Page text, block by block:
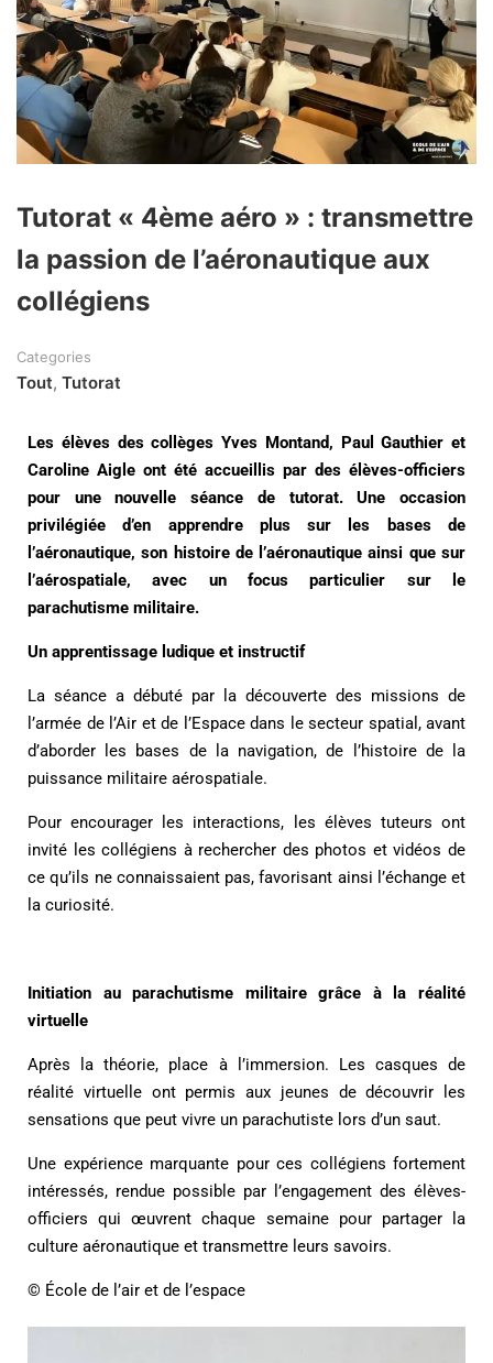
Tutorat « 4ème aéro » : transmettre
la passion de l’aéronautique aux
collégiens
Categories
Tout, Tutorat
Les élèves des collèges Yves Montand, Paul Gauthier et
Caroline Aigle ont été accueillis par des élèves-officiers
pour une nouvelle séance de tutorat. Une occasion
privilégiée d’en apprendre plus sur les bases de
l’aéronautique, son histoire de l’aéronautique ainsi que sur
l’aérospatiale, avec un focus particulier sur le
parachutisme militaire.
Un apprentissage ludique et instructif
La séance a débuté par la découverte des missions de
l’armée de l’Air et de l’Espace dans le secteur spatial, avant
d’aborder les bases de la navigation, de l’histoire de la
puissance militaire aérospatiale.
Pour encourager les interactions, les élèves tuteurs ont
invité les collégiens à rechercher des photos et vidéos de
ce qu’ils ne connaissaient pas, favorisant ainsi l’échange et
la curiosité.
Initiation au parachutisme militaire grâce à la réalité
virtuelle
Après la théorie, place à l’immersion. Les casques de
réalité virtuelle ont permis aux jeunes de découvrir les
sensations que peut vivre un parachutiste lors d’un saut.
Une expérience marquante pour ces collégiens fortement
intéressés, rendue possible par l’engagement des élèves-
officiers qui œuvrent chaque semaine pour partager la
culture aéronautique et transmettre leurs savoirs.
© École de l’air et de l’espace